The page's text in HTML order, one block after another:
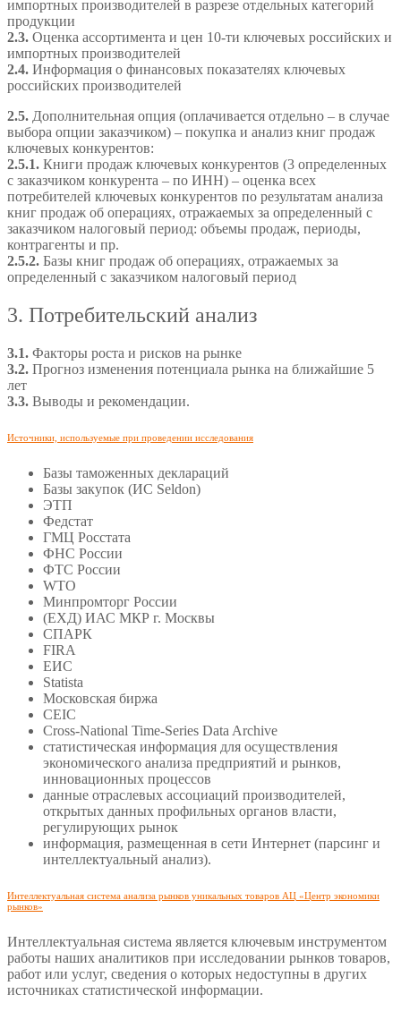
импортных производителей в разрезе отдельных категорий
продукции
2.3. Оценка ассортимента и цен 10-ти ключевых российских и
импортных производителей
2.4. Информация о финансовых показателях ключевых
российских производителей
2.5. Дополнительная опция (оплачивается отдельно – в случае
выбора опции заказчиком) – покупка и анализ книг продаж
ключевых конкурентов:
2.5.1. Книги продаж ключевых конкурентов (3 определенных
с заказчиком конкурента – по ИНН) – оценка всех
потребителей ключевых конкурентов по результатам анализа
книг продаж об операциях, отражаемых за определенный с
заказчиком налоговый период: объемы продаж, периоды,
контрагенты и пр.
2.5.2. Базы книг продаж об операциях, отражаемых за
определенный с заказчиком налоговый период
3. Потребительский анализ
3.1. Факторы роста и рисков на рынке
3.2. Прогноз изменения потенциала рынка на ближайшие 5
лет
3.3. Выводы и рекомендации.
Источники, используемые при проведении исследования
Базы таможенных деклараций
Базы закупок (ИС Seldon)
ЭТП
Федстат
ГМЦ Росстата
ФНС России
ФТС России
WTO
Минпромторг России
(ЕХД) ИАС МКР г. Москвы
СПАРК
FIRA
ЕИС
Statista
Московская биржа
CEIC
Cross-National Time-Series Data Archive
статистическая информация для осуществления
экономического анализа предприятий и рынков,
инновационных процессов
данные отраслевых ассоциаций производителей,
открытых данных профильных органов власти,
регулирующих рынок
информация, размещенная в сети Интернет (парсинг и
интеллектуальный анализ).
Интеллектуальная система анализа рынков уникальных товаров АЦ «Центр экономики
рынков»
Интеллектуальная система является ключевым инструментом
работы наших аналитиков при исследовании рынков товаров,
работ или услуг, сведения о которых недоступны в других
источниках статистической информации.